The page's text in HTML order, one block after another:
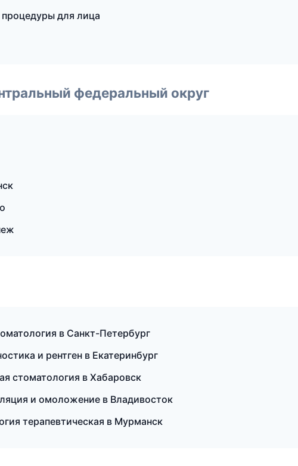
для лица
федеральный округ
в Санкт-Петербург
и рентген в Екатеринбург
стоматология в Хабаровск
и омоложение в Владивосток
терапевтическая в Мурманск